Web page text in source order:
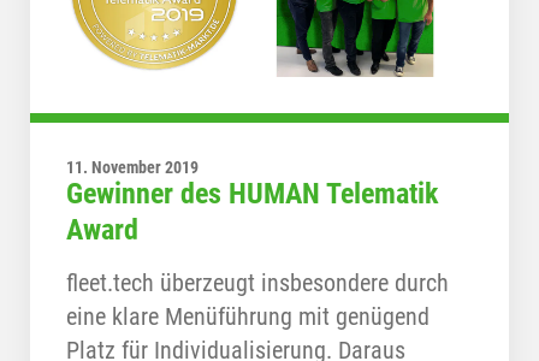
11. November 2019
Gewinner des HUMAN Telematik
Award
fleet.tech überzeugt insbesondere durch
eine klare Menüführung mit genügend
Platz für Individualisierung. Daraus